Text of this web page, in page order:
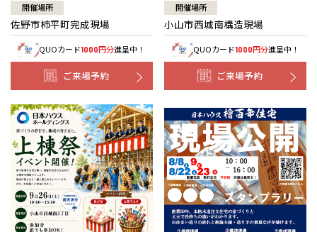
開催場所
佐野市柿平町完成現場
QUOカード1000円分進呈中！
ご来場予約
開催場所
小山市西城南構造現場
QUOカード1000円分進呈中！
ご来場予約